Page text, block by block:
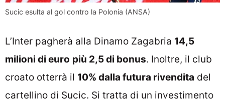
Sucic esulta al gol contro la Polonia (ANSA)
L’Inter pagherà alla Dinamo Zagabria 14,5
milioni di euro più 2,5 di bonus. Inoltre, il club
croato otterrà il 10% dalla futura rivendita del
cartellino di Sucic. Si tratta di un investimento